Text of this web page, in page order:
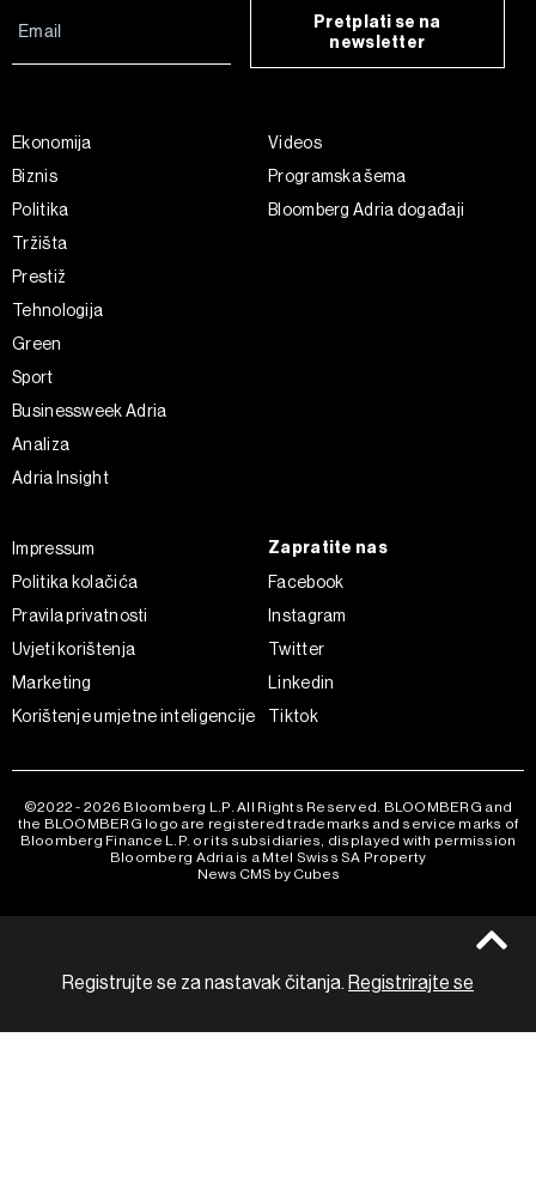
Registrujte se za nastavak čitanja. Registrirajte se
Pretplati se na
newsletter
Ekonomija
Biznis
Politika
Tržišta
Prestiž
Tehnologija
Green
Sport
Businessweek Adria
Analiza
Adria Insight
Videos
Programska šema
Bloomberg Adria događaji
Impressum
Politika kolačića
Pravila privatnosti
Uvjeti korištenja
Marketing
Korištenje umjetne inteligencije
Zapratite nas
Facebook
Instagram
Twitter
Linkedin
Tiktok
©2022 - 2026 Bloomberg L.P. All Rights Reserved. BLOOMBERG and
the BLOOMBERG logo are registered trademarks and service marks of
Bloomberg Finance L.P. or its subsidiaries, displayed with permission
Bloomberg Adria is a Mtel Swiss SA Property
News CMS by Cubes